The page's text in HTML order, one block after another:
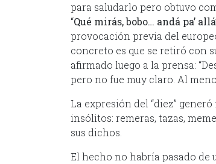
para saludarlo pero obtuvo
“Qué mirás, bobo… andá pa’
provocación previa del
concreto es que se retiró con
afirmado luego a la prensa:
pero no fue muy claro. Al
La expresión del “diez”
insólitos: remeras, tazas,
sus dichos.
El hecho no habría pasado de